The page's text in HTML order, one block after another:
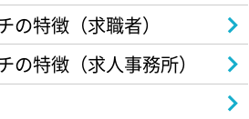
の特徴（求職者）
の特徴（求人事務所）